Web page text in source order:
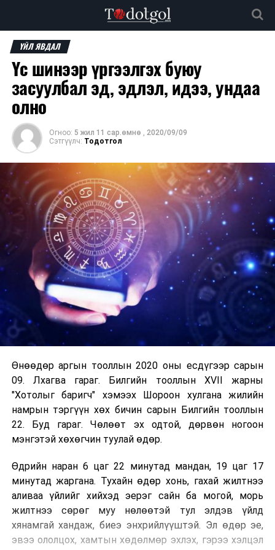
ҮЙЛ ЯВДАЛ
Үс шинээр үргээлгэх буюу
засуулбал эд, эдлэл, идээ, ундаа
олно
Огноо: 5 жил 11 сар.өмнө , 2020/09/09
Сэтгүүлч: Тодотгол
Өнөөдөр аргын тооллын 2020 оны есдүгээр сарын
09. Лхагва гараг. Билгийн тооллын XVII жарны
"Хотолыг баригч" хэмээх Шороон хулгана жилийн
намрын тэргүүн хөх бичин сарын Билгийн тооллын
22. Буд гараг. Чөлөөт эх одтой, дөрвөн ногоон
мэнгэтэй хөхөгчин туулай өдөр.
Өдрийн наран 6 цаг 22 минутад мандан, 19 цаг 17
минутад жаргана. Тухайн өдөр хонь, гахай жилтнээ
аливаа үйлийг хийхэд эерэг сайн ба могой, морь
жилтнээ сөрөг муу нөлөөтэй тул элдэв үйлд
хянамгай хандаж, биеэ энхрийлүүштэй. Эл өдөр эе,
эвээ ололцох, хамтын хөдөлмөр эхлэх, гэрээ хэлцэл